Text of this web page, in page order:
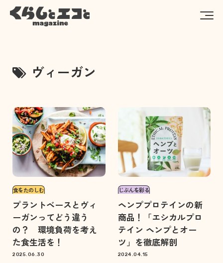
ヴィーガン
食をたのしむ
プラントベースとヴィ
ーガンってどう違う
の？ 環境負荷を考え
た食生活を！
2025.06.30
じぶんを彩る
ヘンププロテインの新
商品！「エシカルプロ
テイン ヘンプとオー
ツ」を徹底解剖
2024.04.15